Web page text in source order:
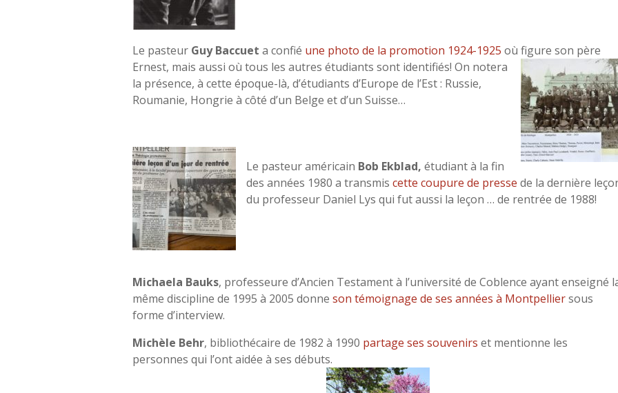
Le pasteur Guy Baccuet a confié une photo de la promotion 1924-1925 où figure son père
Ernest, mais aussi où tous les autres étudiants sont identifiés! On notera
la présence, à cette époque-là, d’étudiants d’Europe de l’Est : Russie,
Roumanie, Hongrie à côté d’un Belge et d’un Suisse…
Le pasteur américain Bob Ekblad, étudiant à la fin
des années 1980 a transmis cette coupure de presse de la dernière
du professeur Daniel Lys qui fut aussi la leçon … de rentrée de 1988!
Michaela Bauks, professeure d’Ancien Testament à l’université de Coblence ayant enseigné
même discipline de 1995 à 2005 donne son témoignage de ses années à Montpelliersous
forme d’interview.
Michèle Behr, bibliothécaire de 1982 à 1990 partage ses souvenirs et mentionne les
personnes qui l’ont aidée à ses débuts.